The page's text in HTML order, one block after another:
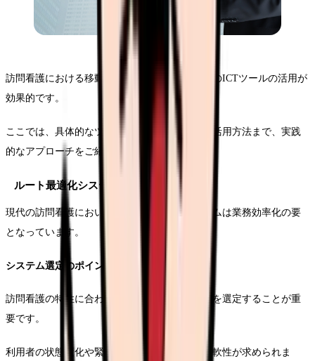
訪問看護における移動時間の効率化には、最新のICTツールの活用が
効果的です。
ここでは、具体的なツールの選定から導入後の活用方法まで、実践
的なアプローチをご紹介します。
ルート最適化システムの基礎知識
現代の訪問看護において、ルート最適化システムは業務効率化の要
となっています。
システム選定のポイント
訪問看護の特性に合わせた機能を持つシステムを選定することが重
要です。
利用者の状態変化や緊急訪問にも対応できる柔軟性が求められま